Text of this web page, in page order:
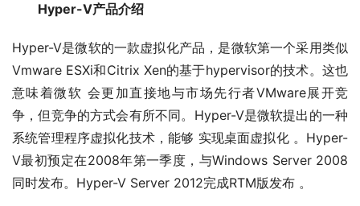
Hyper-V产品介绍
Hyper-V是微软的一款虚拟化产品，是微软第一个采用类似
Vmware ESXi和Citrix Xen的基于hypervisor的技术。这也
意味着微软 会更加直接地与市场先行者VMware展开竞
争，但竞争的方式会有所不同。Hyper-V是微软提出的一种
系统管理程序虚拟化技术，能够 实现桌面虚拟化 。Hyper-
V最初预定在2008年第一季度，与Windows Server 2008
同时发布。Hyper-V Server 2012完成RTM版发布 。